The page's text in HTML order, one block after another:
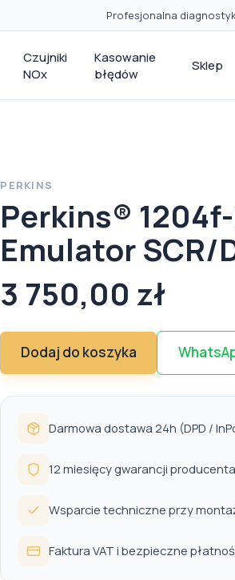
Profesjonalna
Czujniki
NOx
Kasowanie
błędów
Sklep
PERKINS
Perkins®
Emulator SCR/
3 750,00 zł
Dodaj do koszyka
Darmowa dostawa 24h (DPD /
12 miesięcy gwarancji producenta
Wsparcie techniczne przy
Faktura VAT i bezpieczne